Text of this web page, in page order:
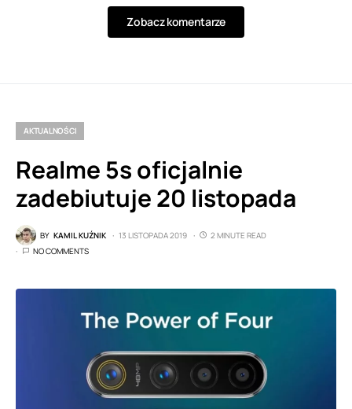
Zobacz komentarze
AKTUALNOŚCI
Realme 5s oficjalnie
zadebiutuje 20 listopada
BY KAMIL KUŹNIK 13 LISTOPADA 2019
2 MINUTE READ
NO COMMENTS